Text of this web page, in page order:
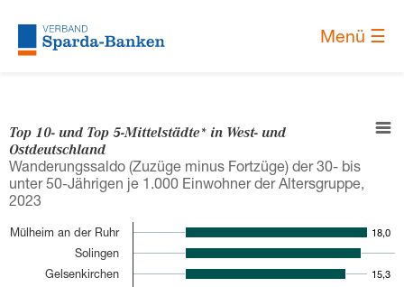
Menü ☰
×
Top 10- und Top 5-Mittelstädte* in West- und
Ostdeutschland
Wanderungssaldo (Zuzüge minus Fortzüge) der 30- bis
unter 50-Jährigen je 1.000 Einwohner der Altersgruppe,
2023
18,0
18,0
15,3
15,3
Mülheim an der Ruhr
Solingen
Gelsenkirchen